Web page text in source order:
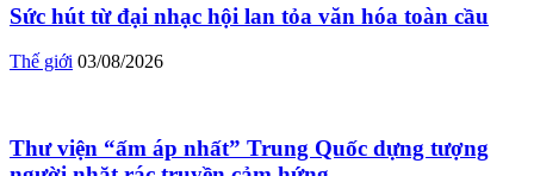
Sức hút từ đại nhạc hội lan tỏa văn hóa toàn cầu
Thế giới 03/08/2026
Thư viện “ấm áp nhất” Trung Quốc dựng tượng